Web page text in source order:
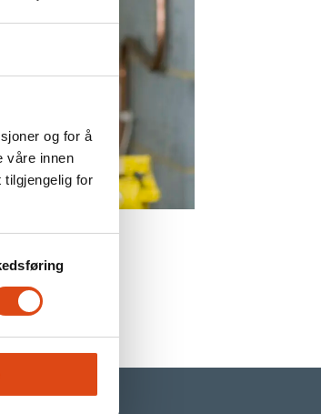
og for å
våre innen
tilgjengelig for